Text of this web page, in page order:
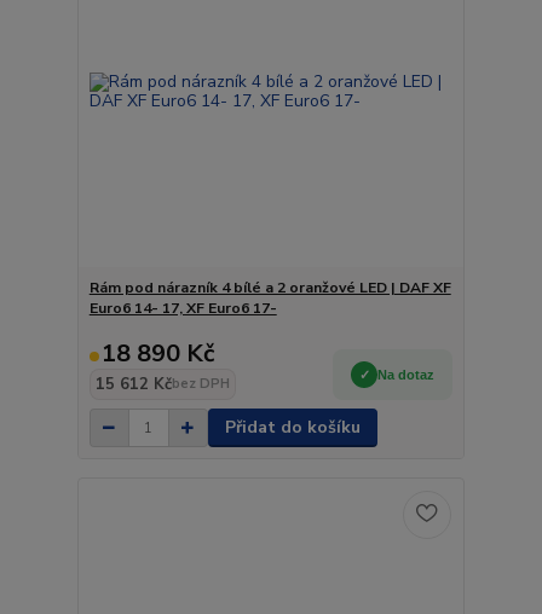
Rám pod nárazník 4 bílé a 2 oranžové LED | DAF XF
Euro6 14- 17, XF Euro6 17-
18 890 Kč
15 612 Kčbez DPH
Na dotaz
Přidat do košíku